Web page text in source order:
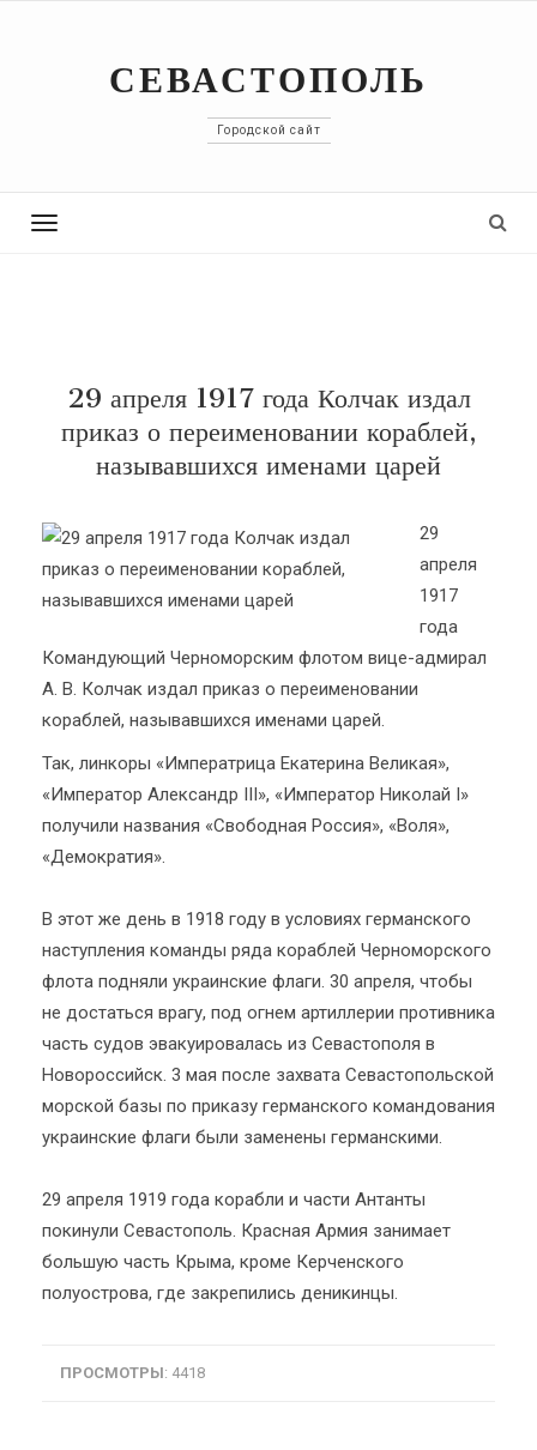
СЕВАСТОПОЛЬ
Городской сайт
Toggle
29 апреля 1917 года Колчак издал
приказ о переименовании кораблей,
называвшихся именами царей
29
апреля
1917
года
Командующий Черноморским флотом вице-адмирал
А. В. Колчак издал приказ о переименовании
кораблей, называвшихся именами царей.
Так, линкоры «Императрица Екатерина Великая»,
«Император Александр III», «Император Николай I»
получили названия «Свободная Россия», «Воля»,
«Демократия».
В этот же день в 1918 году в условиях германского
наступления команды ряда кораблей Черноморского
флота подняли украинские флаги. 30 апреля, чтобы
не достаться врагу, под огнем артиллерии противника
часть судов эвакуировалась из Севастополя в
Новороссийск. 3 мая после захвата Севастопольской
морской базы по приказу германского командования
украинские флаги были заменены германскими.
29 апреля 1919 года корабли и части Антанты
покинули Севастополь. Красная Армия занимает
большую часть Крыма, кроме Керченского
полуострова, где закрепились деникинцы.
ПРОСМОТРЫ: 4418